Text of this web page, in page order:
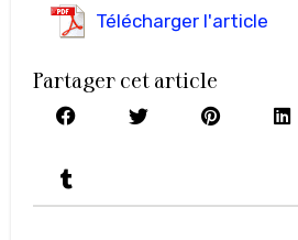
Télécharger l'article
Partager cet article